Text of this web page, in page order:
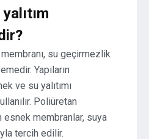
su geçirmezlik
Yapıların
ve su yalıtımı
Poliüretan
membranlar, suya
tercih edilir.